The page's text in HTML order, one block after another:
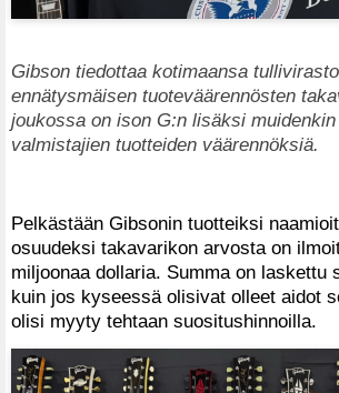
Gibson tiedottaa kotimaansa
ennätysmäisen tuoteväärennösten
joukossa on ison G:n lisäksi
valmistajien tuotteiden väärennöksiä.
Pelkästään Gibsonin tuotteiksi
osuudeksi takavarikon arvosta on
miljoonaa dollaria. Summa on laskettu
kuin jos kyseessä olisivat olleet aidot
olisi myyty tehtaan suositushinnoilla.